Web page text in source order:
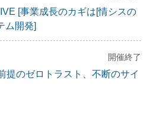
[事業成長のカギは[情シスの
ム開発]
開催終了
提のゼロトラスト、不断のサイ